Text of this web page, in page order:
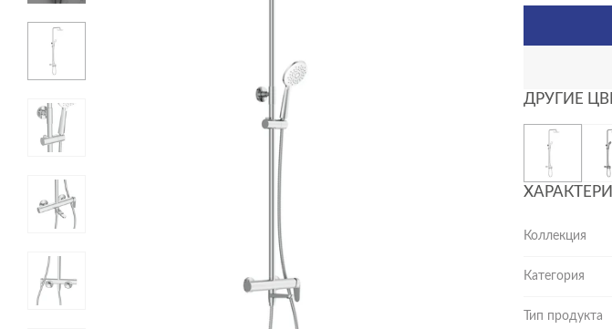
Коллекция
Категория
Тип продукта
ДРУГИЕ